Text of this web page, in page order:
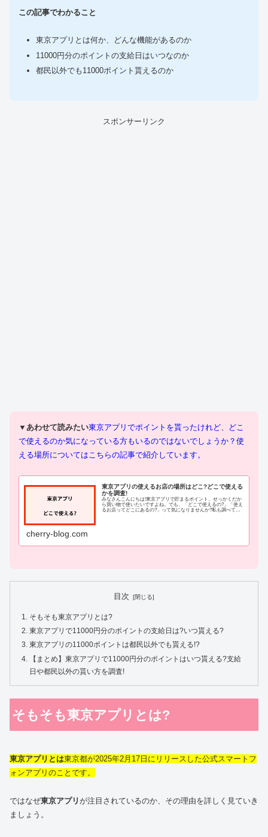
この記事でわかること
東京アプリとは何か、どんな機能があるのか
11000円分のポイントの支給日はいつなのか
都民以外でも11000ポイント貰えるのか
スポンサーリンク
▼あわせて読みたい東京アプリでポイントを貰ったけれど、どこ
で使えるのか気になっている方もいるのではないでしょうか？ 使
える場所についてはこちらの記事で紹介しています。
東京アプリの使えるお店の場所はどこ?どこで使える
かを調査!
みなさんこんにちは!東京アプリで貯まるポイント、せっかくだか
ら買い物で使いたいですよね。でも、「どこで使えるの?」「使え
るお店ってどこにあるの?」って気になりませんか?私も調べてみ
cherry-blog.com
目次
そもそも東京アプリとは?
東京アプリで11000円分のポイントの支給日は?いつ貰える?
東京アプリの11000ポイントは都民以外でも貰える!?
【まとめ】東京アプリで11000円分のポイントはいつ貰える?支給
日や都民以外の貰い方を調査!
そもそも東京アプリとは?
東京アプリとは東京都が2025年2月17日にリリースした公式スマートフ
ォンアプリのことです。
ではなぜ東京アプリ が注目されているのか、その理由を詳しく見ていき
ましょう。